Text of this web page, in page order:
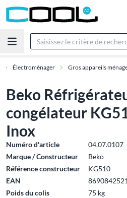
Électroménager Gros appareils
Beko
congélateur
Inox
Numéro d'article
04.07.0107
Marque / Constructeur
Beko
Référence constructeur
KG510
EAN
Poids du colis
75 kg